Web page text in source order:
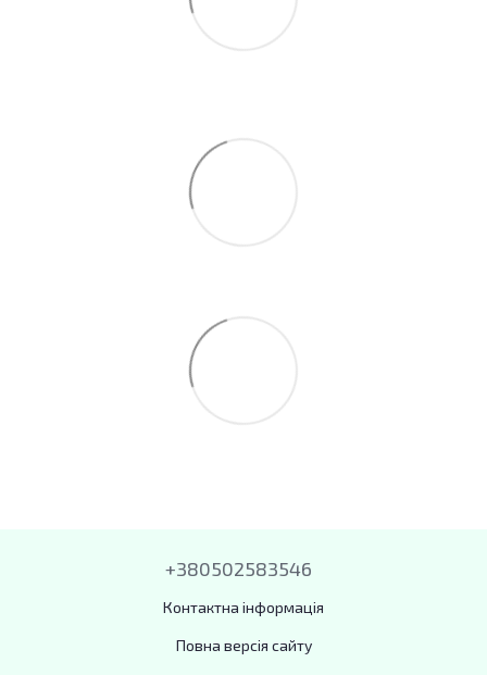
+380502583546
Контактна інформація
Повна версія сайту